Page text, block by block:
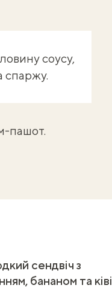
соусу,
спаржу.
пашот.
сендвіч з
бананом та ківі